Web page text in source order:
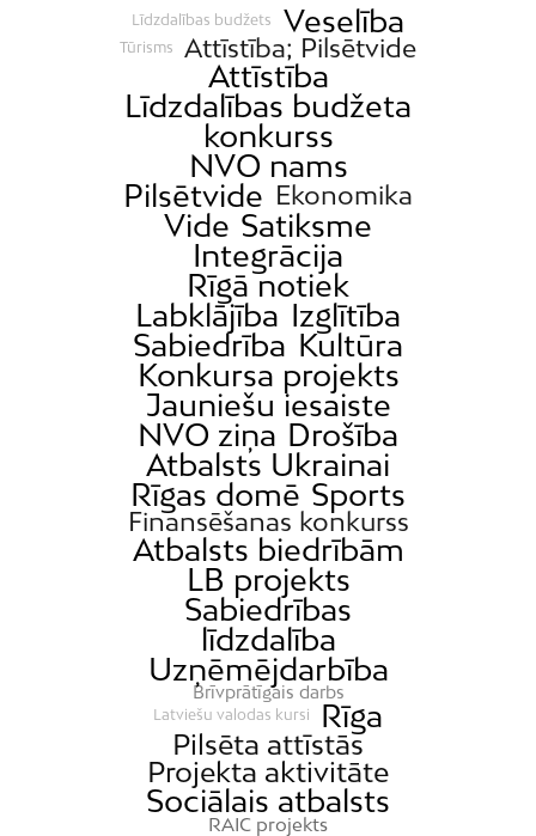
Līdzdalības budžets Veselība
Tūrisms Attīstība; Pilsētvide
Attīstība
Līdzdalības budžeta
konkurss
NVO nams
Pilsētvide Ekonomika
Vide Satiksme
Integrācija
Rīgā notiek
Labklājība Izglītība
Sabiedrība Kultūra
Konkursa projekts
Jauniešu iesaiste
NVO ziņa Drošība
Atbalsts Ukrainai
Rīgas domē Sports
Finansēšanas konkurss
Atbalsts biedrībām
LB projekts
Sabiedrības
līdzdalība
Uzņēmējdarbība
Brīvprātīgais darbs
Latviešu valodas kursi Rīga
Pilsēta attīstās
Projekta aktivitāte
Sociālais atbalsts
RAIC projekts